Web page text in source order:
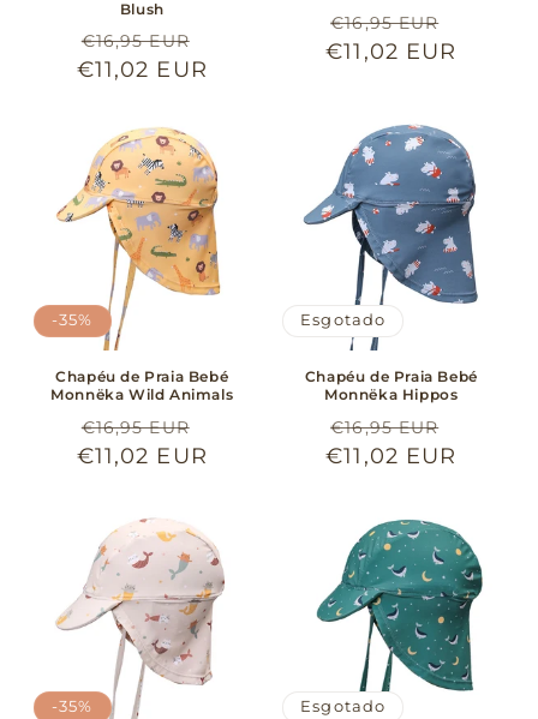
Blush
Preço
normal
€16,95 EUR
de
€11,02 EUR
Preço
normal
€16,95 EUR
de
€11,02 EUR
-35%
Chapéu de Praia Bebé
Monnëka Wild Animals
Preço
normal
€16,95 EUR
de
€11,02 EUR
Esgotado
Chapéu de Praia Bebé
Monnëka Hippos
Preço
normal
€16,95 EUR
de
€11,02 EUR
-35% Esgotado